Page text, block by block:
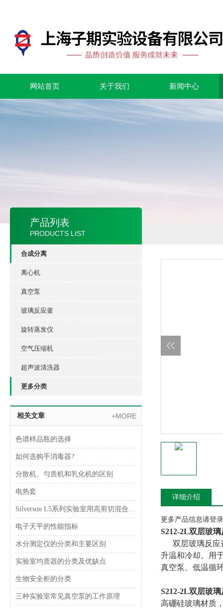
网站首页 关于我们 新闻中心
产品列表
PRODUCTS LIST
合成分离
离心机
真空泵
玻璃反应釜
旋转蒸发仪
空气压缩机
超声波清洗器
更多分类
相关文章 +MORE
色谱样品瓶的选择
如何选购手消毒器?
分散机、匀质机和乳化机的区别
电热套
Silverson L5系列实验室用高剪切混合乳化器
电子天平的性能指标
水分测定仪的分类和主要区别
实验室均质器的分类及优缺点
生物安全柜的分类
三种实验室常见真空泵的工作原理
详细介绍
更多产品信息请登
S212-2L双层玻
双层玻璃反应
升温和冷却。用
真空泵、低温循
S212-2L双层玻
高硼硅玻璃材质